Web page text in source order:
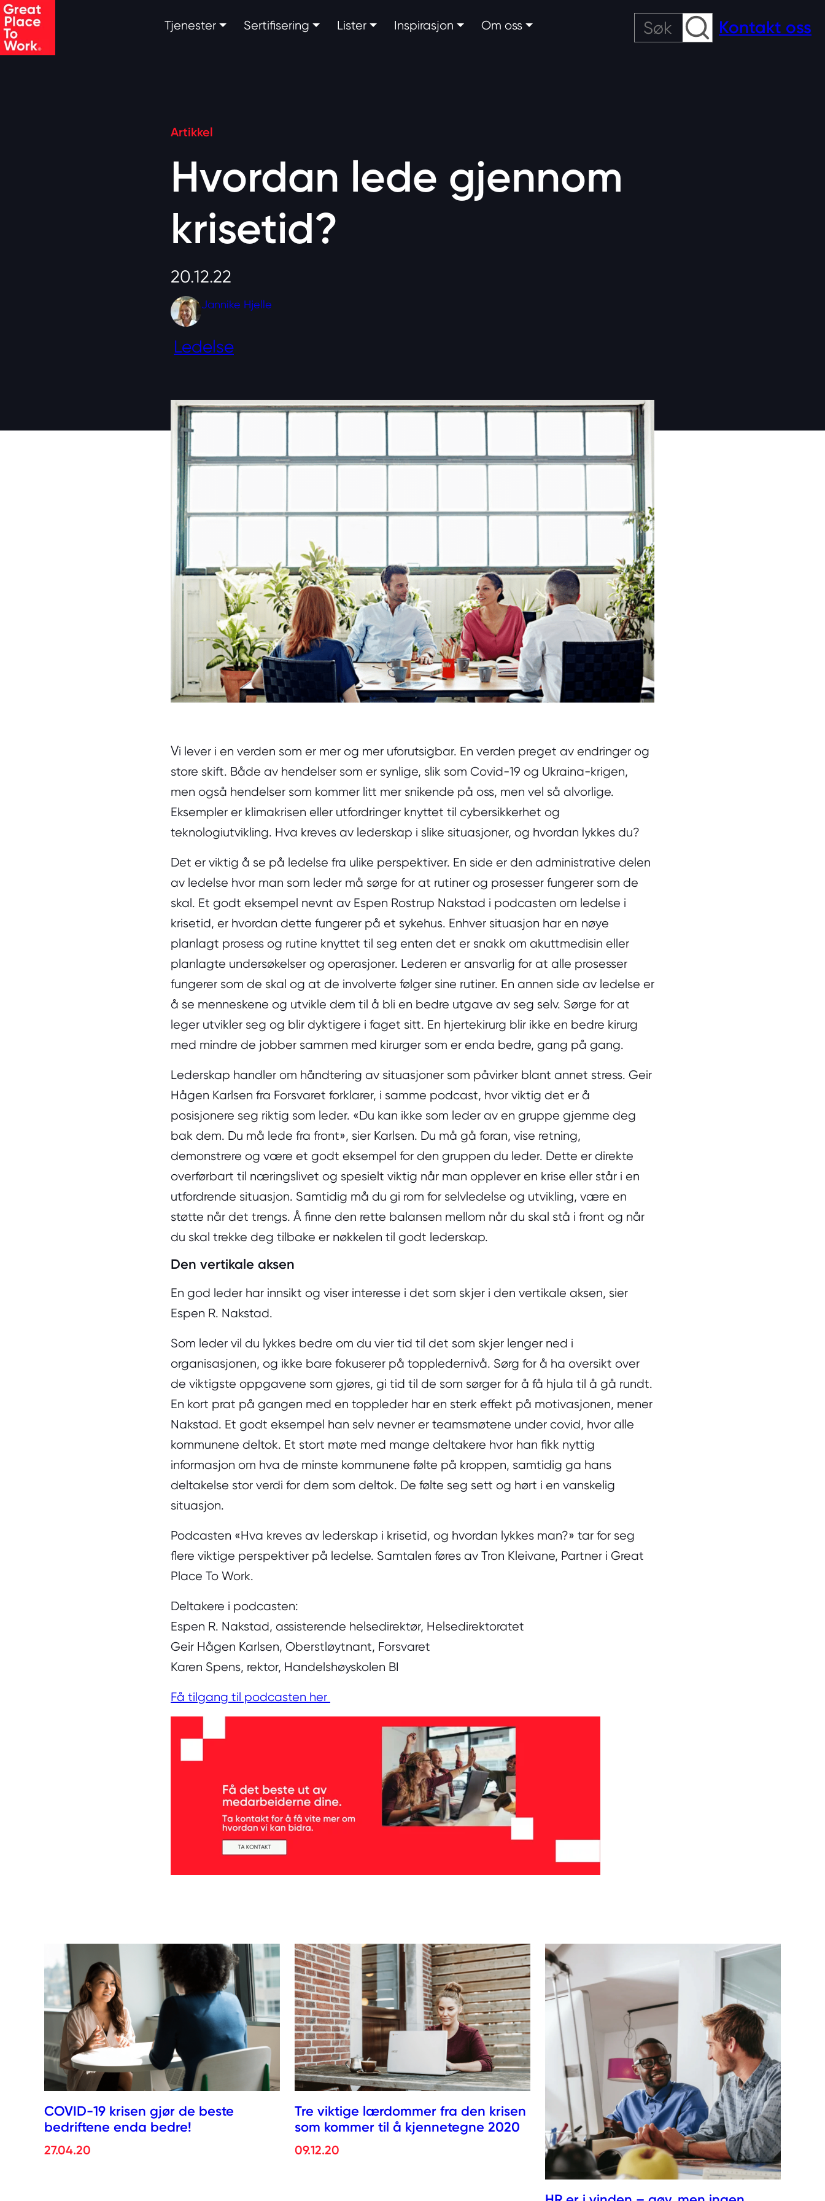
Skip to main content
Tjenester Sertifisering Lister Inspirasjon Om oss Søk
Kontakt oss
Artikkel
Hvordan lede gjennom
krisetid?
20.12.22
Jannike Hjelle
Ledelse
Vi lever i en verden som er mer og mer uforutsigbar. En verden preget av endringer og
store skift. Både av hendelser som er synlige, slik som Covid-19 og Ukraina-krigen,
men også hendelser som kommer litt mer snikende på oss, men vel så alvorlige.
Eksempler er klimakrisen eller utfordringer knyttet til cybersikkerhet og
teknologiutvikling. Hva kreves av lederskap i slike situasjoner, og hvordan lykkes du?
Det er viktig å se på ledelse fra ulike perspektiver. En side er den administrative delen
av ledelse hvor man som leder må sørge for at rutiner og prosesser fungerer som de
skal. Et godt eksempel nevnt av Espen Rostrup Nakstad i podcasten om ledelse i
krisetid, er hvordan dette fungerer på et sykehus. Enhver situasjon har en nøye
planlagt prosess og rutine knyttet til seg enten det er snakk om akuttmedisin eller
planlagte undersøkelser og operasjoner. Lederen er ansvarlig for at alle prosesser
fungerer som de skal og at de involverte følger sine rutiner. En annen side av ledelse er
å se menneskene og utvikle dem til å bli en bedre utgave av seg selv. Sørge for at
leger utvikler seg og blir dyktigere i faget sitt. En hjertekirurg blir ikke en bedre kirurg
med mindre de jobber sammen med kirurger som er enda bedre, gang på gang.
Lederskap handler om håndtering av situasjoner som påvirker blant annet stress. Geir
Hågen Karlsen fra Forsvaret forklarer, i samme podcast, hvor viktig det er å
posisjonere seg riktig som leder. «Du kan ikke som leder av en gruppe gjemme deg
bak dem. Du må lede fra front», sier Karlsen. Du må gå foran, vise retning,
demonstrere og være et godt eksempel for den gruppen du leder. Dette er direkte
overførbart til næringslivet og spesielt viktig når man opplever en krise eller står i en
utfordrende situasjon. Samtidig må du gi rom for selvledelse og utvikling, være en
støtte når det trengs. Å finne den rette balansen mellom når du skal stå i front og når
du skal trekke deg tilbake er nøkkelen til godt lederskap.
Den vertikale aksen
En god leder har innsikt og viser interesse i det som skjer i den vertikale aksen, sier
Espen R. Nakstad.
Som leder vil du lykkes bedre om du vier tid til det som skjer lenger ned i
organisasjonen, og ikke bare fokuserer på toppledernivå. Sørg for å ha oversikt over
de viktigste oppgavene som gjøres, gi tid til de som sørger for å få hjula til å gå rundt.
En kort prat på gangen med en toppleder har en sterk effekt på motivasjonen, mener
Nakstad. Et godt eksempel han selv nevner er teamsmøtene under covid, hvor alle
kommunene deltok. Et stort møte med mange deltakere hvor han fikk nyttig
informasjon om hva de minste kommunene følte på kroppen, samtidig ga hans
deltakelse stor verdi for dem som deltok. De følte seg sett og hørt i en vanskelig
situasjon.
Podcasten «Hva kreves av lederskap i krisetid, og hvordan lykkes man?» tar for seg
flere viktige perspektiver på ledelse. Samtalen føres av Tron Kleivane, Partner i Great
Place To Work.
Deltakere i podcasten:
Espen R. Nakstad, assisterende helsedirektør, Helsedirektoratet
Geir Hågen Karlsen, Oberstløytnant, Forsvaret
Karen Spens, rektor, Handelshøyskolen BI
Få tilgang til podcasten her
COVID-19 krisen gjør de beste
bedriftene enda bedre!
27.04.20
Tre viktige lærdommer fra den krisen
som kommer til å kjennetegne 2020
09.12.20